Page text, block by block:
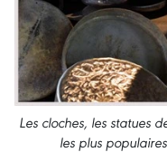
Les cloches, les statues
les plus